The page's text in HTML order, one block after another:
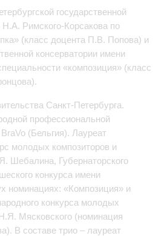
государственной
Н.А. Римского-Корсакова по
(класс доцента П.В. Попова) и
консерватории имени
«композиция» (класс
Санкт-Петербурга.
профессиональной
(Бельгия). Лауреат
молодых композиторов и
Шебалина, Губернаторского
конкурса имени
номинациях: «Композиция» и
конкурса молодых
Мясковского (номинация
В составе трио – лауреат